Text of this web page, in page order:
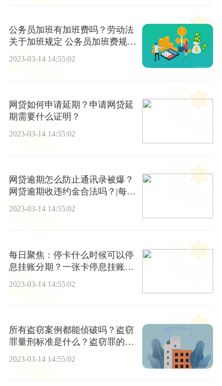
公务员加班有加班费吗？劳动法
关于加班规定 公务员加班费规定
2023-03-14 14:55:02
网贷如何申请延期？申请网贷延
期需要什么证明？
2023-03-14 14:55:02
网贷逾期怎么防止通讯录被爆？
网贷逾期收违约金合法吗？|每日
报道
2023-03-14 14:55:02
每日聚焦：停卡什么时候可以停
息挂账分期？一张卡停息挂账其
2023-03-14 14:55:02
所有盗窃案例都能侦破吗？盗窃
罪量刑标准是什么？盗窃罪的加
重情节有哪些？
2023-03-14 14:55:02